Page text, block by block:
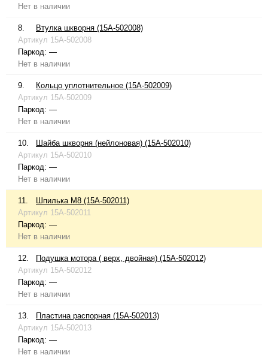
Нет в наличии
8.
Втулка шкворня (15A-502008)
Артикул 15A-502008
Паркод: —
Нет в наличии
9.
Кольцо уплотнительное (15A-502009)
Артикул 15A-502009
Паркод: —
Нет в наличии
10.
Шайба шкворня (нейлоновая) (15A-502010)
Артикул 15A-502010
Паркод: —
Нет в наличии
11.
Шпилька М8 (15A-502011)
Артикул 15A-502011
Паркод: —
Нет в наличии
12.
Подушка мотора ( верх, двойная) (15A-502012)
Артикул 15A-502012
Паркод: —
Нет в наличии
13.
Пластина распорная (15A-502013)
Артикул 15A-502013
Паркод: —
Нет в наличии